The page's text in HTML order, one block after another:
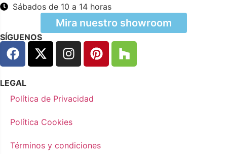
Sábados de 10 a 14 horas
Mira nuestro showroom
SÍGUENOS
LEGAL
Política de Privacidad
Política Cookies
Términos y condiciones